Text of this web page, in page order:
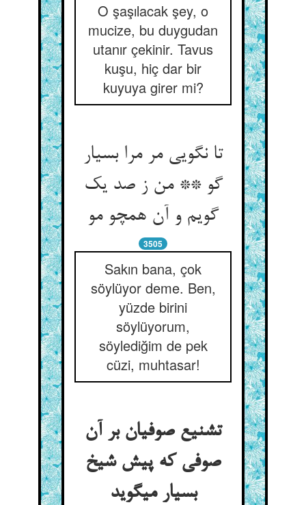
O şaşılacak şey, o
mucize, bu duygudan
utanır çekinir. Tavus
kuşu, hiç dar bir
kuyuya girer mi?
تا نگویی مر مرا بسیار
گو ** من ز صد یک
گویم و آن همچو مو
3505
Sakın bana, çok
söylüyor deme. Ben,
yüzde birini
söylüyorum,
söylediğim de pek
cüzi, muhtasar!
تشنیع صوفیان بر آن
صوفی که پیش شیخ
بسیار می‏گوید